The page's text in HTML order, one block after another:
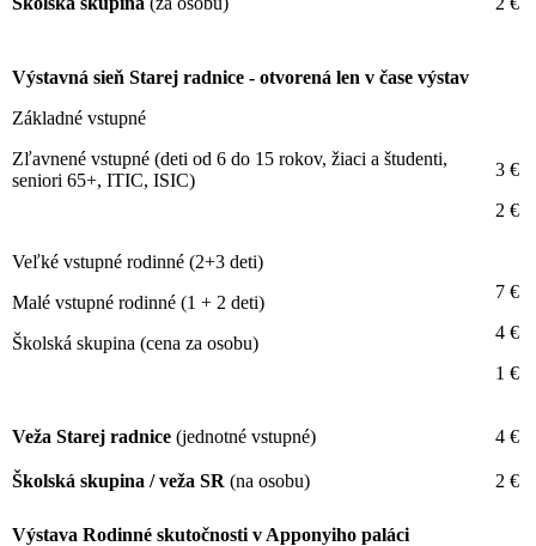
Výstavná sieň Starej radnice - otvorená len v čase výstav
Základné vstupné
Zľavnené vstupné (deti od 6 do 15 rokov, žiaci a študenti,
seniori 65+, ITIC, ISIC)
Veľké vstupné rodinné (2+3 deti)
Malé vstupné rodinné (1 + 2 deti)
Školská skupina (cena za osobu)
3 €
2 €
7 €
4 €
1 €
Veža Starej radnice (jednotné vstupné) 4 €
Školská skupina / veža SR (na osobu) 2 €
Výstava Rodinné skutočnosti v Apponyiho paláci